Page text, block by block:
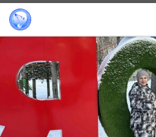
Перейти к содержимому